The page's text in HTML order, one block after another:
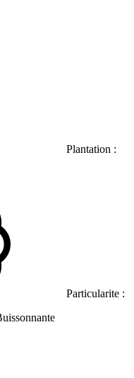
Plantation :
Particularite :